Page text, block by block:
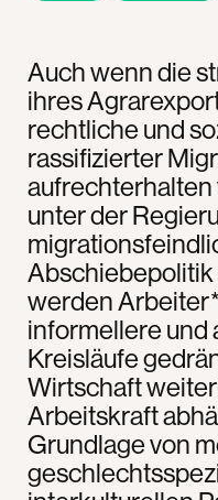
Auch wenn die
ihres
rechtliche und
rassifizierter
aufrechterhalten
unter der
Abschiebepolitik
werden
informellere und
Kreisläufe
Wirtschaft
Arbeitskraft
Grundlage von